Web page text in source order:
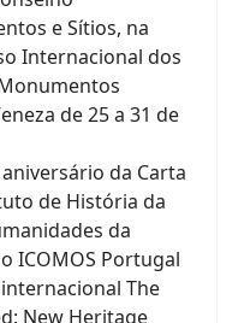
e Sítios, na
Internacional dos
de 25 a 31 de
da Carta
de História da
da
ICOMOS Portugal
The
New Heritage